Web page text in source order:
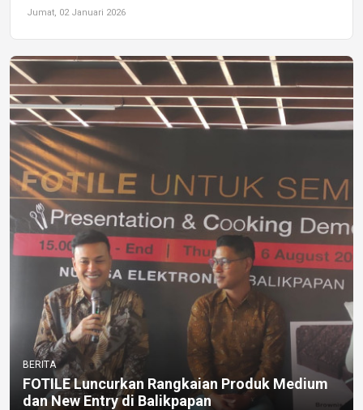
Jumat, 02 Januari 2026
BERITA
FOTILE Luncurkan Rangkaian Produk Medium
dan New Entry di Balikpapan